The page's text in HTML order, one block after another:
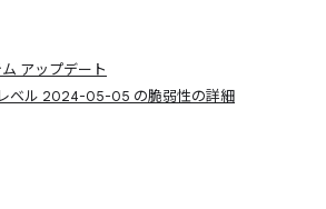
アップデート
ベル 2024-05-05 の脆弱性の詳細